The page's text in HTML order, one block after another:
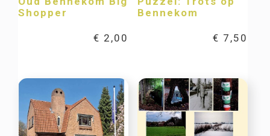
Shopper
€ 2,00
Bennekom
€ 7,50